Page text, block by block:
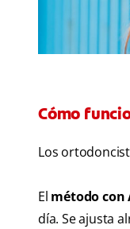
Cómo
Los
El método con
día. Se ajusta